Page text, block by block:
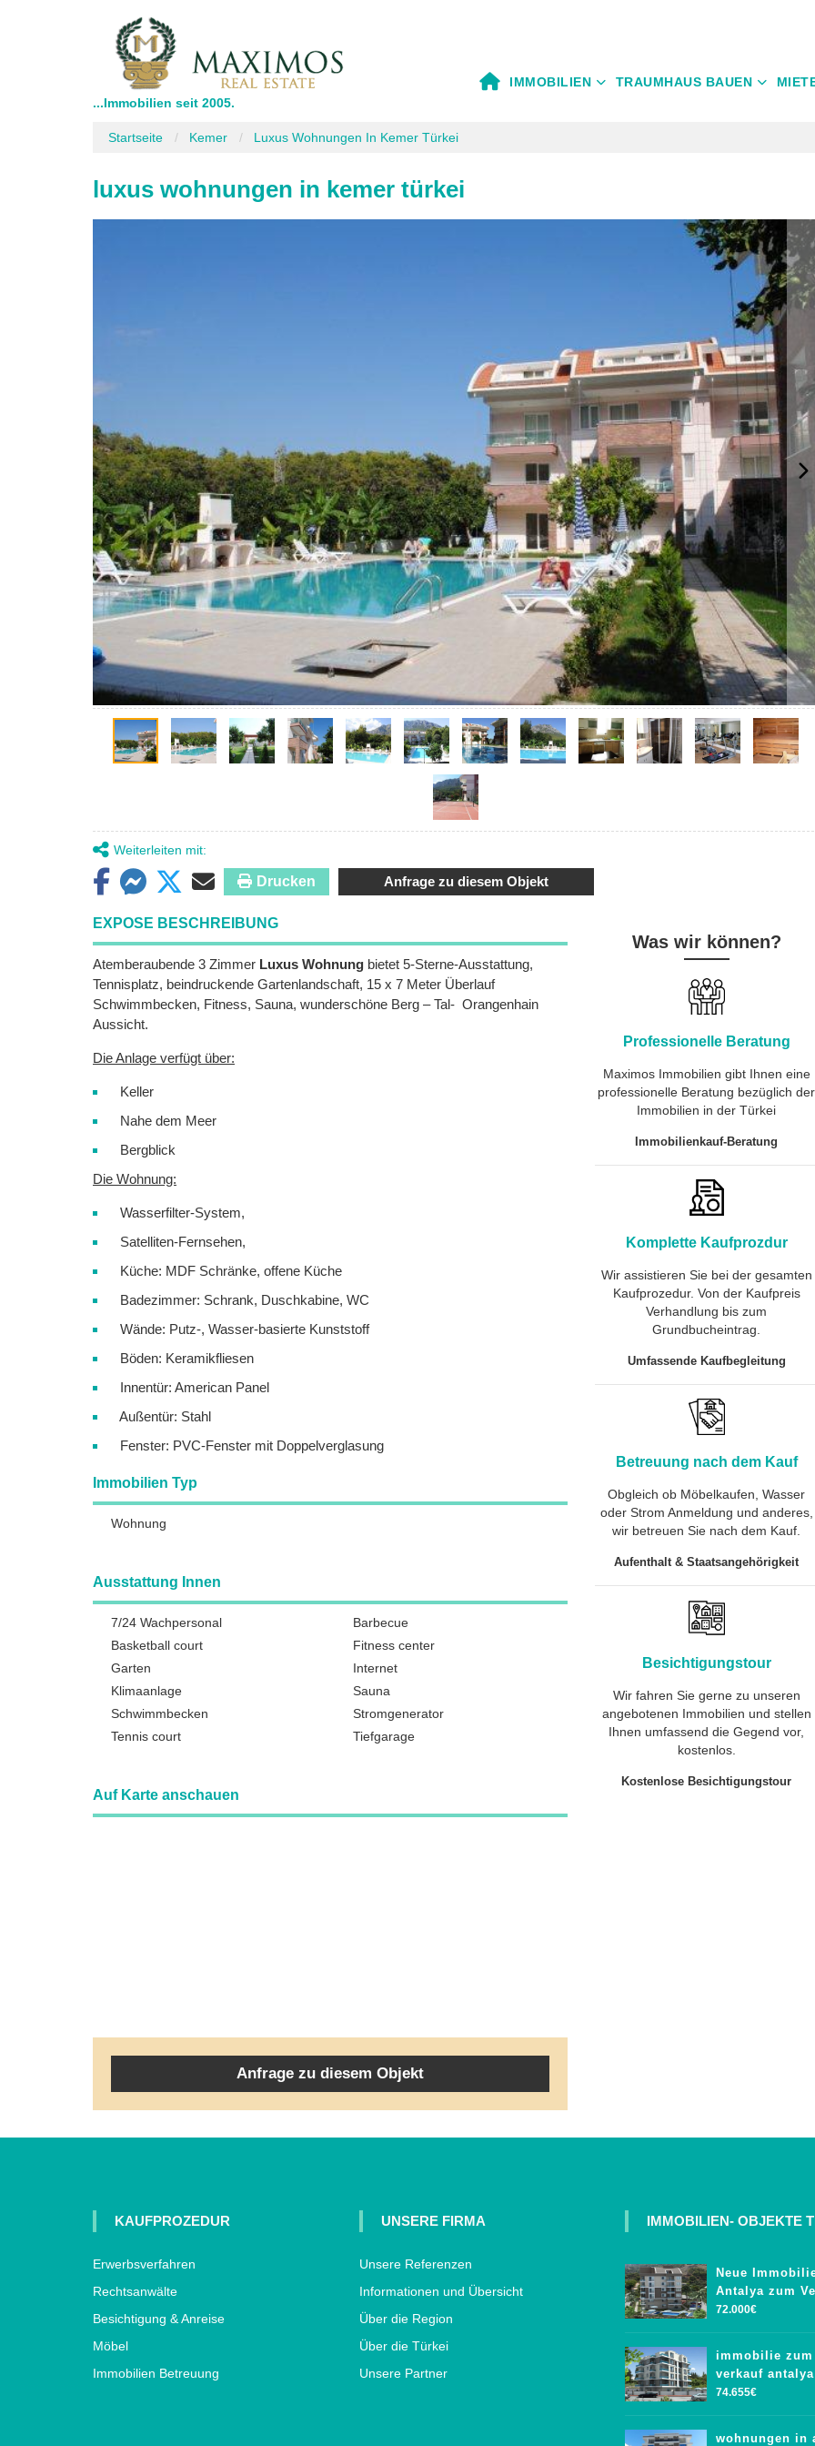
...Immobilien seit 2005.
IMMOBILIEN TRAUMHAUS BAUEN
Startseite Kemer Luxus Wohnungen In Kemer Türkei
luxus wohnungen in kemer türkei
Weiterleiten mit:
Drucken Anfrage zu diesem Objekt
EXPOSE BESCHREIBUNG
Atemberaubende 3 Zimmer Luxus Wohnung bietet 5-Sterne-Ausstattung,
Tennisplatz, beindruckende Gartenlandschaft, 15 x 7 Meter Überlauf
Schwimmbecken, Fitness, Sauna, wunderschöne Berg – Tal- Orangenhain
Aussicht.
Die Anlage verfügt über:
Keller
Nahe dem Meer
Bergblick
Die Wohnung:
Wasserfilter-System,
Satelliten-Fernsehen,
Küche: MDF Schränke, offene Küche
Badezimmer: Schrank, Duschkabine, WC
Wände: Putz-, Wasser-basierte Kunststoff
Böden: Keramikfliesen
Innentür: American Panel
Außentür: Stahl
Fenster: PVC-Fenster mit Doppelverglasung
Immobilien Typ
Wohnung
Ausstattung Innen
7/24 Wachpersonal
Barbecue
Basketball court
Fitness center
Garten
Internet
Klimaanlage
Sauna
Schwimmbecken
Stromgenerator
Tennis court
Tiefgarage
Auf Karte anschauen
Anfrage zu diesem Objekt
Was wir können?
Professionelle Beratung
Maximos Immobilien gibt Ihnen eine
professionelle Beratung bezüglich der
Immobilien in der Türkei
Immobilienkauf-Beratung
Komplette Kaufprozdur
Wir assistieren Sie bei der gesamten
Kaufprozedur. Von der Kaufpreis
Verhandlung bis zum
Grundbucheintrag.
Umfassende Kaufbegleitung
Betreuung nach dem Kauf
Obgleich ob Möbelkaufen, Wasser
oder Strom Anmeldung und anderes,
wir betreuen Sie nach dem Kauf.
Aufenthalt & Staatsangehörigkeit
Besichtigungstour
Wir fahren Sie gerne zu unseren
angebotenen Immobilien und stellen
Ihnen umfassend die Gegend vor,
kostenlos.
Kostenlose Besichtigungstour
KAUFPROZEDUR
Erwerbsverfahren
Rechtsanwälte
Besichtigung & Anreise
Möbel
Immobilien Betreuung
UNSERE FIRMA
Unsere Referenzen
Informationen und Übersicht
Über die Region
Über die Türkei
Unsere Partner
IMMOBILIEN- OBJEKTE
Neue
Antalya zum
72.000€
immobilie zum
verkauf antalya
74.655€
wohnungen in